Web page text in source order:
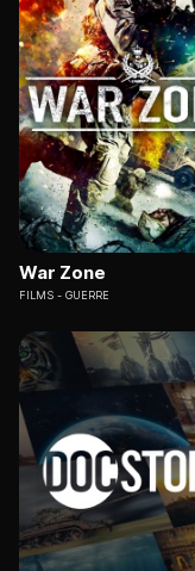
War Zone
FILMS GUERRE